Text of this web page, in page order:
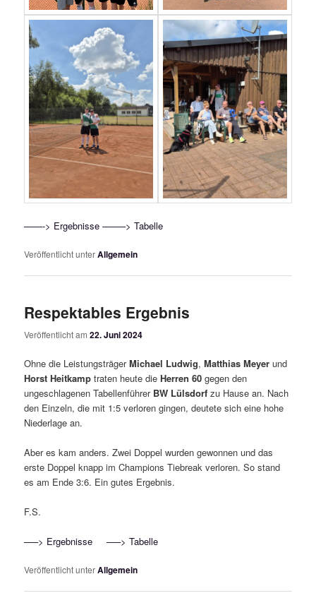
——-> Ergebnisse ——–> Tabelle
Veröffentlicht unterAllgemein
Respektables Ergebnis
Veröffentlicht am22. Juni 2024
Ohne die LeistungsträgerMichael Ludwig,Matthias Meyer und
Horst Heitkamp traten heute dieHerren 60 gegen den
ungeschlagenen Tabellenführer BW Lülsdorf zu Hause an. Nach
den Einzeln, die mit 1:5 verloren gingen, deutete sich eine hohe
Niederlage an.
Aber es kam anders. Zwei Doppel wurden gewonnen und das
erste Doppel knapp im Champions Tiebreak verloren. So stand
es am Ende 3:6. Ein gutes Ergebnis.
F.S.
—–> Ergebnisse —–> Tabelle
Veröffentlicht unterAllgemein